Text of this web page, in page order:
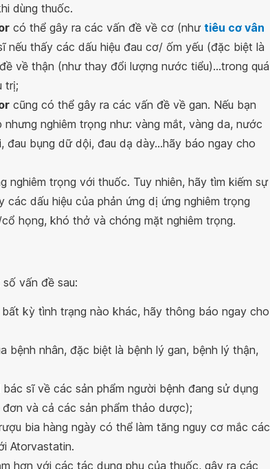
dùng thuốc.
có thể gây ra các vấn đề về cơ (như tiêu cơ vân
thấy các dấu hiệu đau cơ/ ốm yếu (đặc biệt là
về thận (như thay đổi lượng nước tiểu)...trong quá
trị;
cũng có thể gây ra các vấn đề về gan. Nếu bạn
nghiêm trọng như: vàng mắt, vàng da, nước
đau bụng dữ dội, đau dạ dày...hãy báo ngay cho
nghiêm trọng với thuốc. Tuy nhiên, hãy tìm kiếm sự
dấu hiệu của phản ứng dị ứng nghiêm trọng
họng, khó thở và chóng mặt nghiêm trọng.
vấn đề sau:
kỳ tình trạng nào khác, hãy thông báo ngay cho
bệnh nhân, đặc biệt là bệnh lý gan, bệnh lý thận,
sĩ về các sản phẩm người bệnh đang sử dụng
và cả các sản phẩm thảo dược);
bia hàng ngày có thể làm tăng nguy cơ mắc các
Atorvastatin.
hơn với các tác dụng phụ của thuốc, gây ra các